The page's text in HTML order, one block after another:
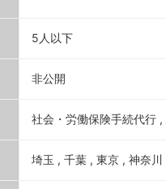
5人以下
非公開
社会・労働保険手続代行
埼玉 , 千葉 , 東京 , 神奈川